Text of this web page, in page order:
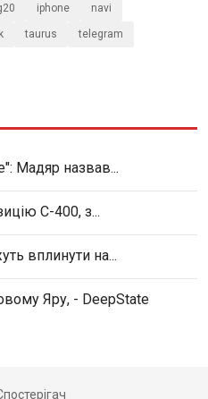
iphone navi
taurus telegram
Мадяр назвав...
С-400, з...
вплинути на...
Яру, - DeepState